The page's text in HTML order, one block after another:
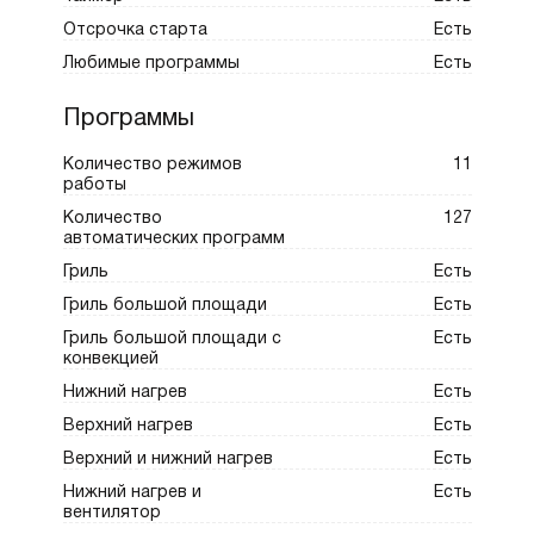
Отсрочка старта Есть
Любимые программы Есть
Программы
Количество режимов
работы
11
Количество
автоматических программ
127
Гриль Есть
Гриль большой площади Есть
Гриль большой площади с
конвекцией
Есть
Нижний нагрев Есть
Верхний нагрев Есть
Верхний и нижний нагрев Есть
Нижний нагрев и
вентилятор
Есть